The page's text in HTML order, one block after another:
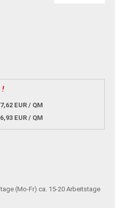
!
7,62 EUR / QM
6,93 EUR / QM
ca. 15-20 Arbeitstage